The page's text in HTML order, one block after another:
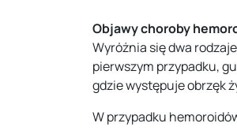
Objawy choroby
Wyróżnia się dwa
pierwszym przypadku,
gdzie występuje obrzęk
W przypadku